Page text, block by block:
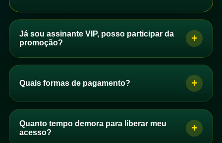
Já sou assinante VIP, posso participar da
promoção?
+
Sim. Se você é assinante VIP com plano mensal,
promoção. Basta comprar um dos planos de acesso e
plano após a confirmação do pagamento.
Você pode comprar quantos planos quiser. Se perceber
Quais formas de pagamento? +
Se você é brasileiro, pode pagar por PIX, boleto ou
cartão de crédito. Se você não é brasileiro, pode
comprar com cartão de crédito.
Quanto tempo demora para liberar meu
acesso?
+